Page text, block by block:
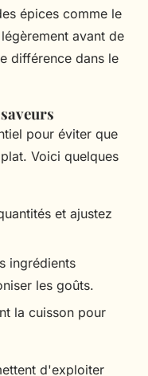
épices comme le
avant de
différence dans le
pour éviter que
Voici quelques
et ajustez
ingrédients
les goûts.
la cuisson pour
d'exploiter